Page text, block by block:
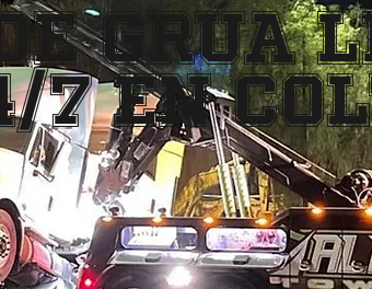
Grúa
7 en